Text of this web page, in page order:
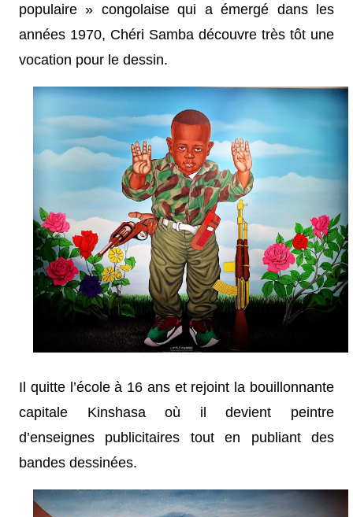
populaire » congolaise qui a émergé dans les
années 1970, Chéri Samba découvre très tôt une
vocation pour le dessin.
Il quitte l’école à 16 ans et rejoint la bouillonnante
capitale Kinshasa où il devient peintre
d’enseignes publicitaires tout en publiant des
bandes dessinées.